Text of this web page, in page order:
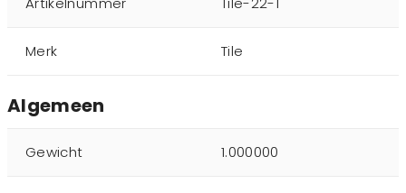
Merk Tile
Algemeen
Gewicht 1.000000